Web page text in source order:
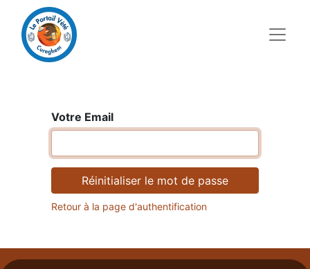
Votre Email
Réinitialiser le mot de passe
Retour à la page d'authentification